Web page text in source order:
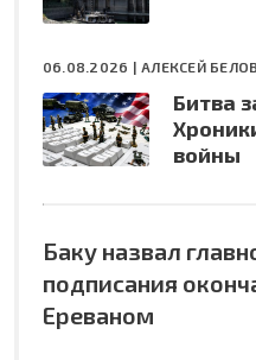
06.08.2026 | АЛЕКСЕЙ БЕЛОВ
Битва
войны
Баку назвал
подписания
Ереваном